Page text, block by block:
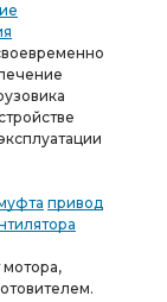
привод
мотора,